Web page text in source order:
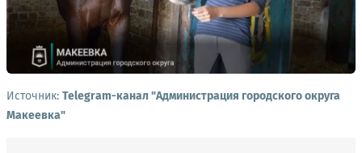
Источник: Telegram-канал "Администрация городского округа
Макеевка"